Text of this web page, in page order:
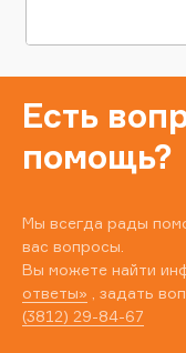
Есть
помощь?
Мы всегда рады
вас вопросы.
Вы можете найти
ответы» , задать
(3812) 29-84-67